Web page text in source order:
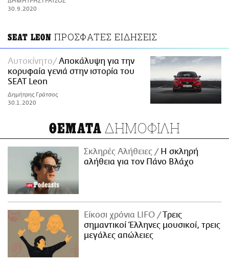
ΑΜΠΑ
30.9.2020
SEAT LEON ΠΡΟΣΦΑΤΕΣ ΕΙΔΗΣΕΙΣ
Αυτοκίνητο
Αποκάλυψη για την
κορυφαία γενιά στην ιστορία του
SEAT Leon
Δημήτρης Γράτσος
30.1.2020
ΘΕΜΑΤΑ ΔΗΜΟΦΙΛΗ
Σκληρές Αλήθειες
H σκληρή
αλήθεια για τον Πάνο Βλάχο
Είκοσι χρόνια LIFO
Tρεις
σημαντικοί Έλληνες μουσικοί, τρεις
μεγάλες απώλειες